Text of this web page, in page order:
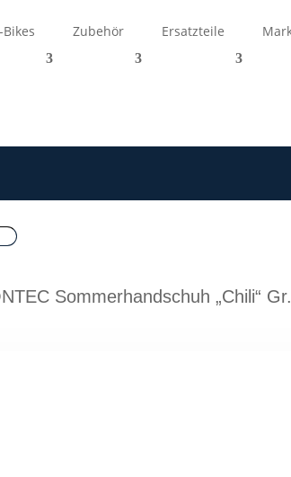
Bikes Zubehör Ersatzteile
Sommerhandschuh „Chili“